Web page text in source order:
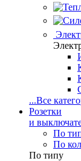
...Все
Розетки
и
По
По
По типу